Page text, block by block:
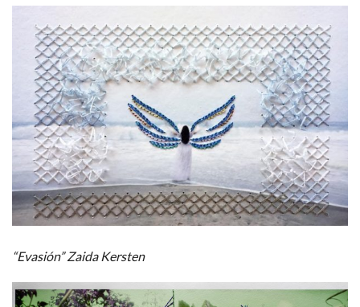
“Evasión” Zaida Kersten